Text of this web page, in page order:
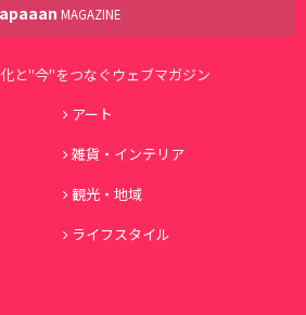
MAGAZINE
と"今"をつなぐウェブマガジン
アート
雑貨・インテリア
観光・地域
ライフスタイル